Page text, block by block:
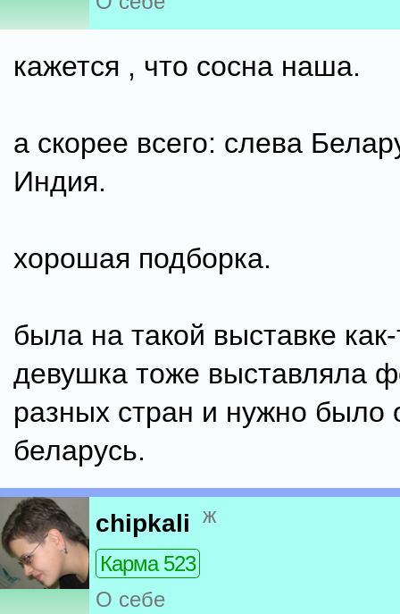
кажется , что сосна наша.
а скорее всего: слева
Индия.
хорошая подборка.
была на такой выставке
девушка тоже выставляла
разных стран и нужно было
беларусь.
chipkali ж
Карма 523
О себе